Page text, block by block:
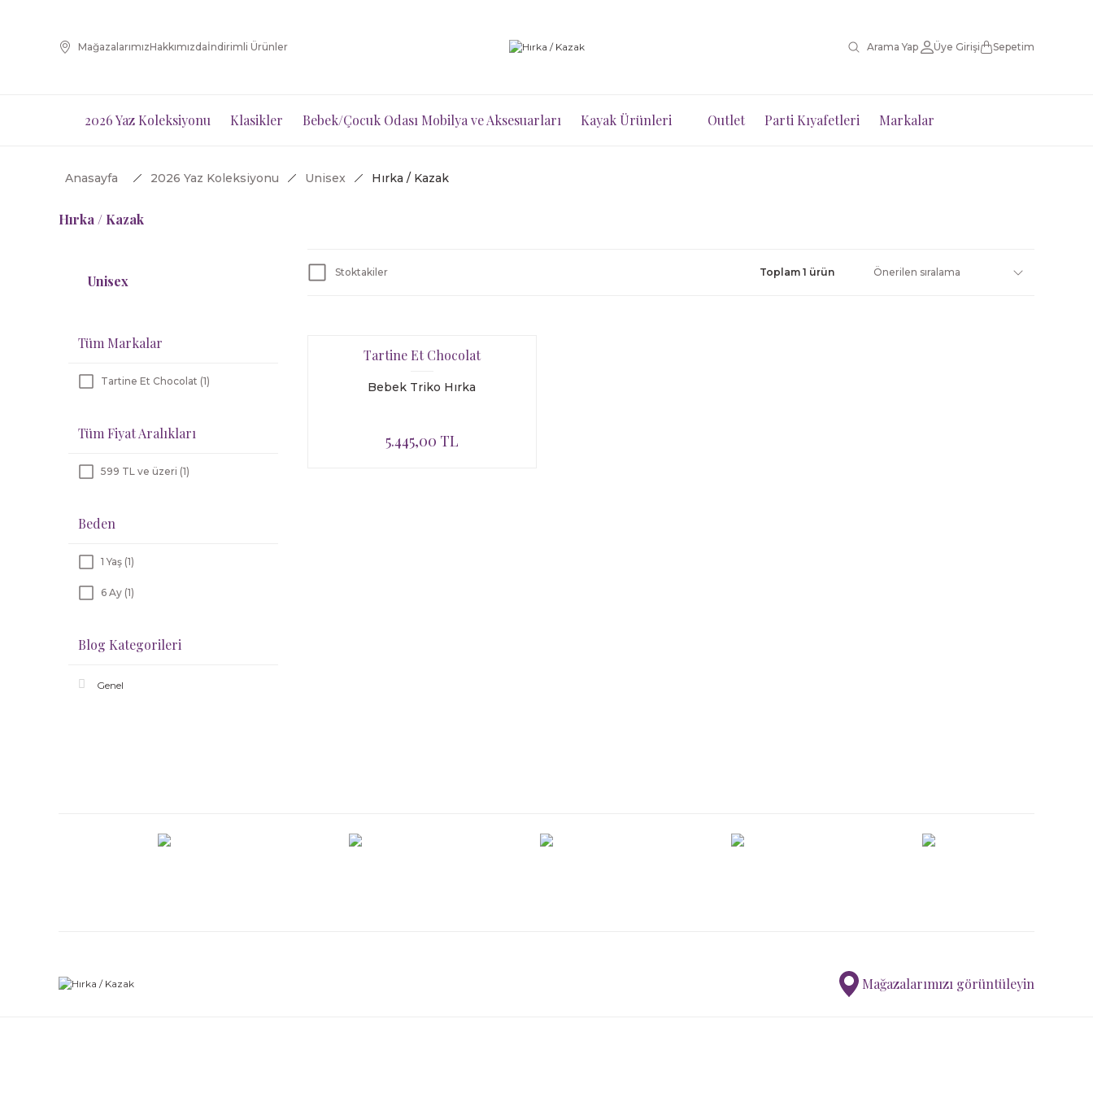
MağazalarımızHakkımızdaİndirimli Ürünler Üye Girişi Sepetim
2026 Yaz Koleksiyonu Klasikler Bebek/Çocuk Odası Mobilya ve Aksesuarları Kayak Ürünleri Outlet Parti Kıyafetleri Markalar
Anasayfa 2026 Yaz Koleksiyonu Unisex Hırka / Kazak
Hırka / Kazak
Unisex
Tüm Markalar
Tartine Et Chocolat (1)
Tüm Fiyat Aralıkları
599 TL ve üzeri (1)
Beden
1 Yaş (1)
6 Ay (1)
Blog Kategorileri
Genel
Stoktakiler Toplam 1 ürün
Tartine Et Chocolat
Bebek Triko Hırka
5.445,00 TL
Mağazalarımızı görüntüleyin